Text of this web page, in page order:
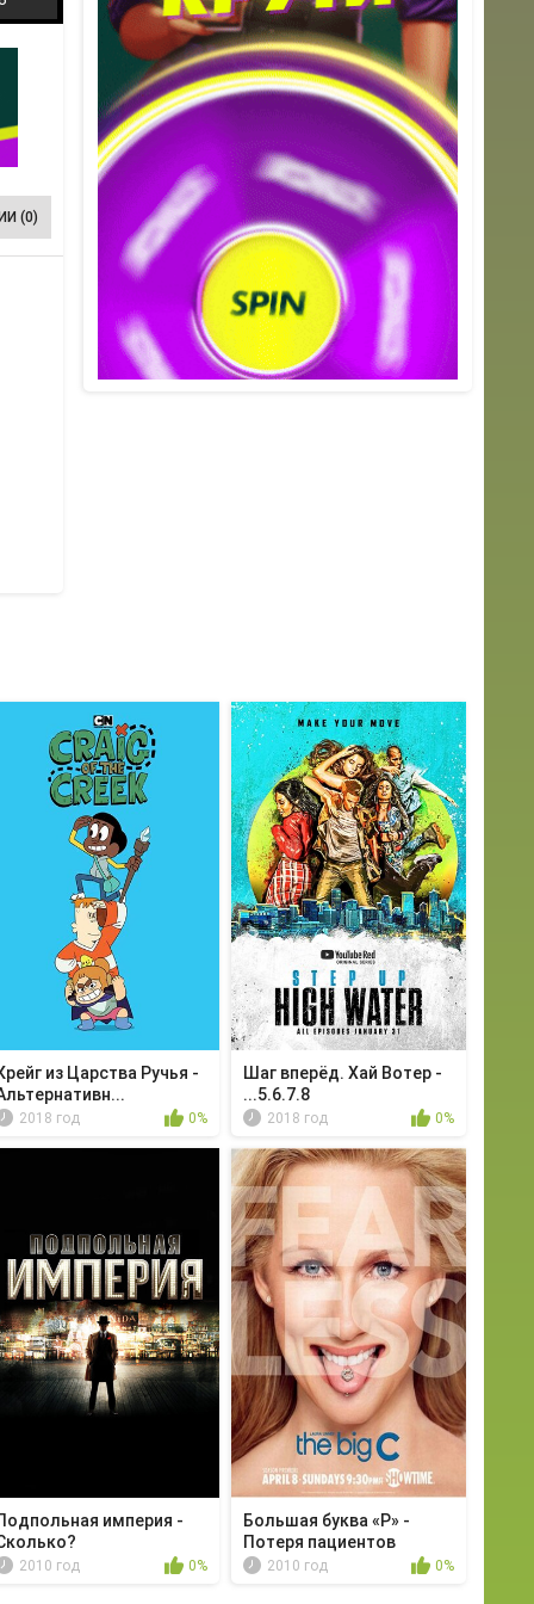
(0)
из Царства Ручья -
2018 год 0%
Шаг вперёд. Хай Вотер -
...5.6.7.8
2018 год 0%
империя -
2010 год 0%
Большая буква «Р» -
Потеря пациентов
2010 год 0%